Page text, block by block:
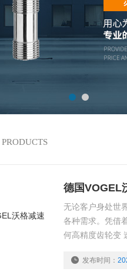
PRODUCTS
德国VOGEL
无论客户身处世
各种需求。凭借
何高精度齿轮变
发布时间：